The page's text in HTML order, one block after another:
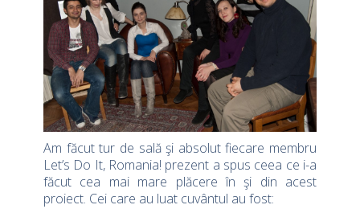
Am făcut tur de sală şi absolut fiecare membru
Let’s Do It, Romania! prezent a spus ceea ce i-a
făcut cea mai mare plăcere în şi din acest
proiect. Cei care au luat cuvântul au fost: